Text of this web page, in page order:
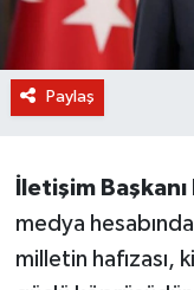
Paylaş
İletişim
medya
milletin hafızası,